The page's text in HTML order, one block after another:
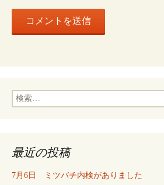
検
索:
最近の投稿
7月6日 ミツバチ内検がありました